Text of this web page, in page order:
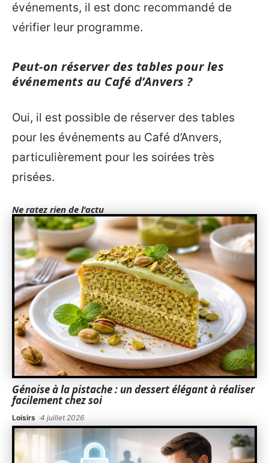
événements, il est donc recommandé de
vérifier leur programme.
Peut-on réserver des tables pour les
événements au Café d’Anvers ?
Oui, il est possible de réserver des tables
pour les événements au Café d’Anvers,
particulièrement pour les soirées très
prisées.
Ne ratez rien de l'actu
Génoise à la pistache : un dessert élégant à réaliser
facilement chez soi
Loisirs 4 juillet 2026